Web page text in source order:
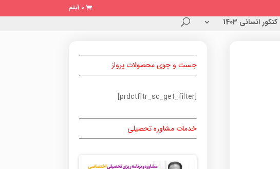
0 آیتم
کنکور انسانی 1403
جست و جوی محصولات پرواز
[prdctfltr_sc_get_filter]
خدمات مشاوره تحصیلی